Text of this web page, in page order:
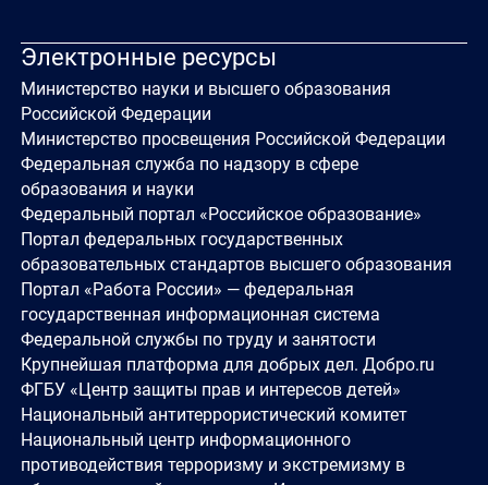
Электронные ресурсы
Министерство науки и высшего образования
Российской Федерации
Министерство просвещения Российской Федерации
Федеральная служба по надзору в сфере
образования и науки
Федеральный портал «Российское образование»
Портал федеральных государственных
образовательных стандартов высшего образования
Портал «Работа России» — федеральная
государственная информационная система
Федеральной службы по труду и занятости
Крупнейшая платформа для добрых дел. Добро.ru
ФГБУ «Центр защиты прав и интересов детей»
Национальный антитеррористический комитет
Национальный центр информационного
противодействия терроризму и экстремизму в